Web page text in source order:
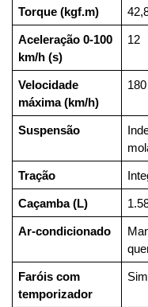
Torque (kgf.m)
Aceleração 0-100
km/h (s)
12
Velocidade
máxima (km/h)
180
Suspensão
Tração
Caçamba (L)
Ar-condicionado
Faróis com
temporizador
Sim